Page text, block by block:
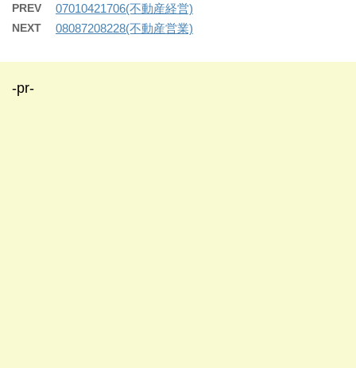
PREV 07010421706(不動産経営)
NEXT 08087208228(不動産営業)
-pr-